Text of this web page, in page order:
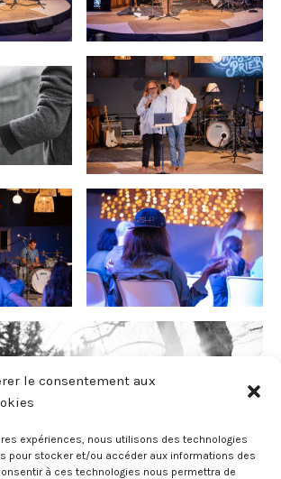
le consentement aux
expériences, nous utilisons des technologies
pour stocker et/ou accéder aux informations des
à ces technologies nous permettra de